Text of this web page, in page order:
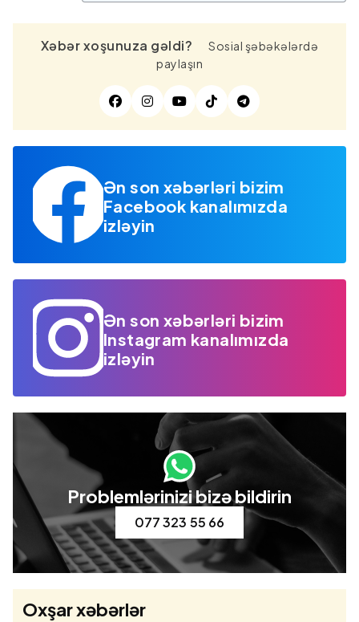
Xəbər xoşunuza gəldi?
Sosial şəbəkələrdə
paylaşın
Ən son xəbərləri bizim
Facebook kanalımızda
izləyin
Ən son xəbərləri bizim
Instagram kanalımızda
izləyin
Problemlərinizi bizə bildirin
077 323 55 66
Oxşar xəbərlər